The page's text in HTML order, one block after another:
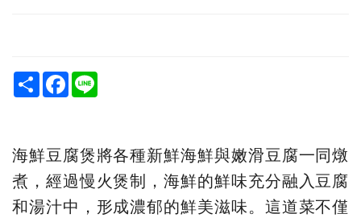
ShareFacebook
海鮮豆腐煲將各種新鮮海鮮與嫩滑豆腐一同燉
煮，經過慢火煲制，海鮮的鮮味充分融入豆腐
和湯汁中，形成濃郁的鮮美滋味。這道菜不僅